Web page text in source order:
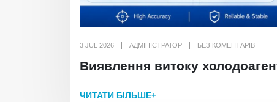
3 JUL 2026 АДМІНІСТРАТОР БЕЗ КОМЕНТАРІВ
Виявлення витоку
ЧИТАТИ БІЛЬШЕ+